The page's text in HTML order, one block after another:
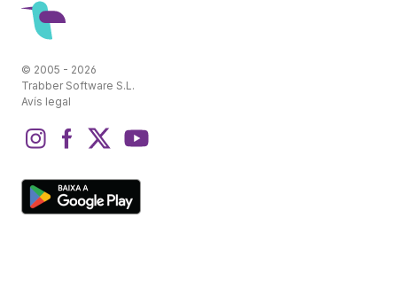
© 2005 - 2026
Trabber Software S.L.
Avís legal